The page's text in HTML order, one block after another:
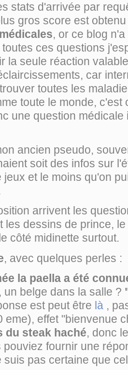
stats d'arrivée par
gros score est
, or ce blog
ces questions
la seule réaction
car
toutes les
toute le monde, c'est
une question
ancien pseudo,
soit des infos sur
jeux et le moins qu'on
arrivent les
les dessins de prince,
côté midinette surtout.
, avec quelques perles :
la paella a été
un belge dans la salle ?
est peut être là ,
eme), effet "bienvenue
du steak haché, donc
pouviez fournir une
suis pas certaine que